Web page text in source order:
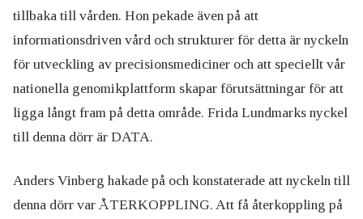
tillbaka till vården. Hon pekade även på att
informationsdriven vård och strukturer för detta är nyckeln
för utveckling av precisionsmediciner och att speciellt vår
nationella genomikplattform skapar förutsättningar för att
ligga långt fram på detta område. Frida Lundmarks nyckel
till denna dörr är DATA.
Anders Vinberg hakade på och konstaterade att nyckeln till
denna dörr var ÅTERKOPPLING. Att få återkoppling på